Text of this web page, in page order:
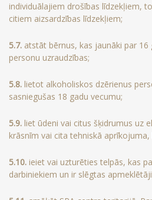
individuālajiem drošības līdzekļiem,
citiem aizsardzības līdzekļiem;
5.7. atstāt bērnus, kas jaunāki par 16
personu uzraudzības;
5.8. lietot alkoholiskos dzērienus
sasniegušas 18 gadu vecumu;
5.9. liet ūdeni vai citus šķidrumus uz
krāsnīm vai cita tehniskā
5.10. ieiet vai uzturēties telpās, kas
darbiniekiem un ir slēgtas